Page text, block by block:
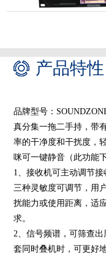
产品特性
品牌型号：
真分集一拖二手持，带
率的干净度和干扰度，
咪可一键静音（此功能
1、 接收机可主动调节接
三种灵敏度可调节，用
扰能力或使用距离，适
求。
2、 信号频谱，可筛查
套同时叠机时，可更好